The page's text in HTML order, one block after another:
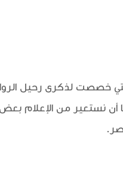
خصصت لذكرى رحيل
أن نستعير من